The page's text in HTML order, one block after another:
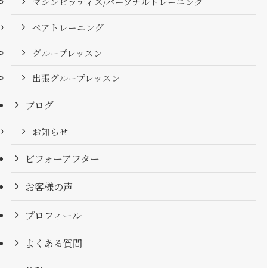
ペアトレーニング
グループレッスン
出張グループレッスン
ブログ
お知らせ
ビフォーアフター
お客様の声
プロフィール
よくある質問